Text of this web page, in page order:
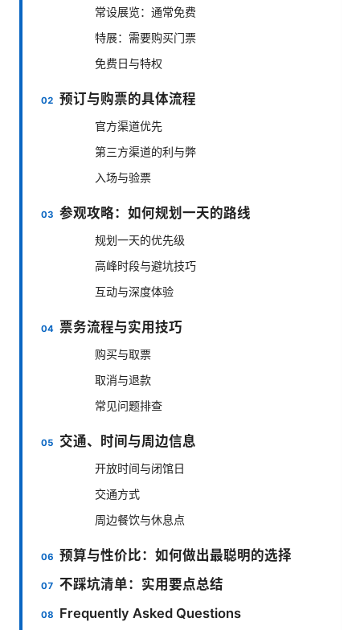
常设展览：通常免费
特展：需要购买门票
免费日与特权
预订与购票的具体流程
官方渠道优先
第三方渠道的利与弊
入场与验票
参观攻略：如何规划一天的路线
规划一天的优先级
高峰时段与避坑技巧
互动与深度体验
票务流程与实用技巧
购买与取票
取消与退款
常见问题排查
交通、时间与周边信息
开放时间与闭馆日
交通方式
周边餐饮与休息点
预算与性价比：如何做出最聪明的选择
不踩坑清单：实用要点总结
Frequently Asked Questions